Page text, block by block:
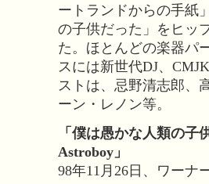
ートランドからの手紙
の子供だった」をヒッ
た。ほとんどの楽器パ
スには新世代DJ、
ストは、忌野清志郎、
ーン・レノン等。
「僕は愚かな人類の子
Astroboy」
98年11月26日、ワーナ